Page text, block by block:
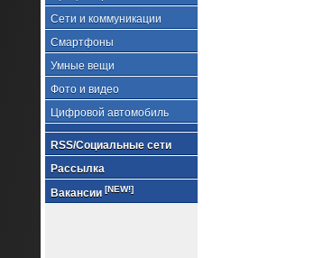
Сети и коммуникации
Смартфоны
Умные вещи
Фото и видео
Цифровой автомобиль
RSS/Социальные сети
Рассылка
Вакансии [NEW!]